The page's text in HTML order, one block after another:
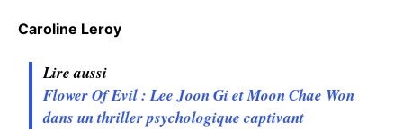
Caroline Leroy
Lire aussi
Flower Of Evil : Lee Joon Gi et Moon Chae Won
dans un thriller psychologique captivant